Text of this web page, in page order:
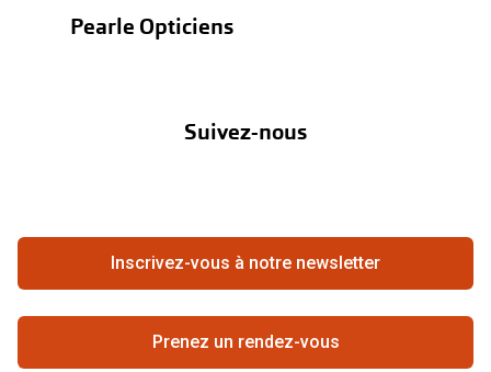
Boutique en ligne
Se rétracter du contrat ici
Pearle Opticiens
Suivez-nous
Inscrivez-vous à notre newsletter
Prenez un rendez-vous